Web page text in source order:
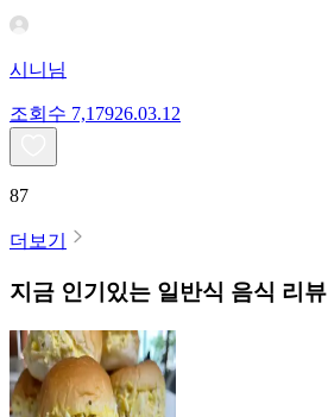
시니님
조회수 7,17926.03.12
87
더보기
지금 인기있는 일반식 음식 리뷰